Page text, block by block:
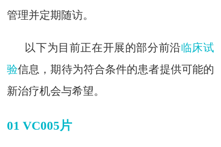
管理并定期随访。
以下为目前正在开展的部分前沿临床试
验信息，期待为符合条件的患者提供可能的
新治疗机会与希望。
01 VC005片